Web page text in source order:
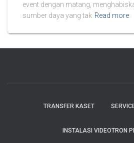
event dengan matang,
sumber daya yang tak Read more
TRANSFER KASET
INSTALASI VIDEOTRON